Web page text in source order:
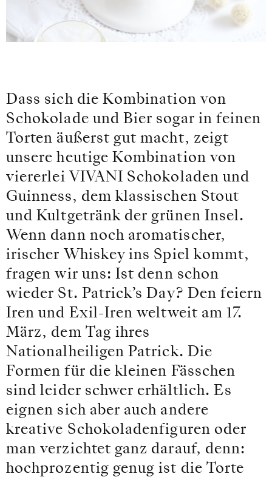
Dass sich die Kombination von
Schokolade und Bier sogar in feinen
Torten äußerst gut macht, zeigt
unsere heutige Kombination von
viererlei VIVANI Schokoladen und
Guinness, dem klassischen Stout
und Kultgetränk der grünen Insel.
Wenn dann noch aromatischer,
irischer Whiskey ins Spiel kommt,
fragen wir uns: Ist denn schon
wieder St. Patrick’s Day? Den feiern
Iren und Exil-Iren weltweit am 17.
März, dem Tag ihres
Nationalheiligen Patrick. Die
Formen für die kleinen Fässchen
sind leider schwer erhältlich. Es
eignen sich aber auch andere
kreative Schokoladenfiguren oder
man verzichtet ganz darauf, denn:
hochprozentig genug ist die Torte